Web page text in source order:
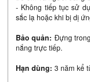
- Không tiếp tục sử
sắc lạ hoặc khi bị dị
Bảo quản: Đựng
nắng trực tiếp.
Hạn dùng: 3 năm kể